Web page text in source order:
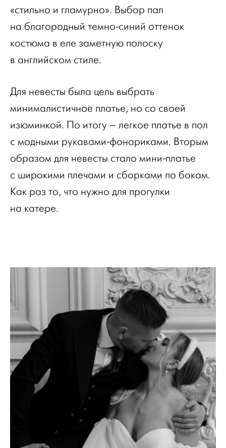
«стильно и гламурно». Выбор пал
на благородный темно-синий оттенок
костюма в еле заметную полоску
в английском стиле.
Для невесты была цель выбрать
минималистичное платье, но со своей
изюминкой. По итогу – легкое платье в пол
с модными рукавами-фонариками. Вторым
образом для невесты стало мини-платье
с широкими плечами и сборками по бокам.
Как раз то, что нужно для прогулки
на катере.